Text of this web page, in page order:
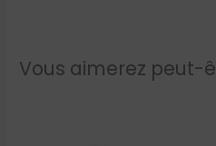
Vous aimerez peut-